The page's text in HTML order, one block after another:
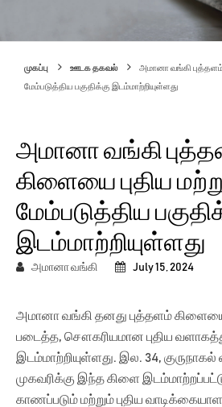
முகப்பு ஊடக தகவல் அமானா வங்கி
மேம்படுத்திய பகுதிக்கு இடம்மாற்றியுள்ளது
அமானா வங்கி
கிளையை புதிய
மேம்படுத்திய
இடம்மாற்றியுள்ளது
அமானா வங்கி July 15, 2024
அமானா வங்கி தனது புத்தளம்
படைத்த, சௌகரியமான புதிய
இடம்மாற்றியுள்ளது. இல. 34, குருநாகல்
முகவரிக்கு இந்த கிளை
காணப்படும் மற்றும் புதிய